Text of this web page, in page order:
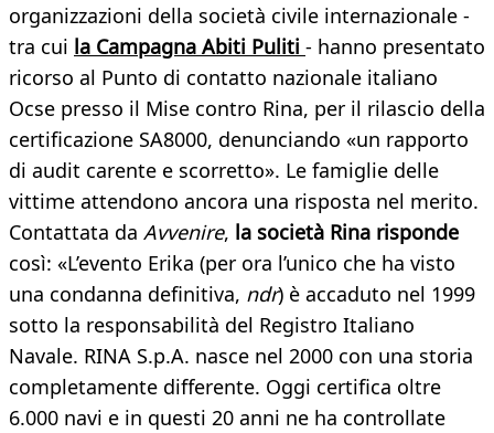
organizzazioni della società civile internazionale -
tra cui la Campagna Abiti Puliti - hanno presentato
ricorso al Punto di contatto nazionale italiano
Ocse presso il Mise contro Rina, per il rilascio della
certificazione SA8000, denunciando «un rapporto
di audit carente e scorretto». Le famiglie delle
vittime attendono ancora una risposta nel merito.
Contattata da Avvenire, la società Rina risponde
così: «L’evento Erika (per ora l’unico che ha visto
una condanna definitiva, ndr) è accaduto nel 1999
sotto la responsabilità del Registro Italiano
Navale. RINA S.p.A. nasce nel 2000 con una storia
completamente differente. Oggi certifica oltre
6.000 navi e in questi 20 anni ne ha controllate